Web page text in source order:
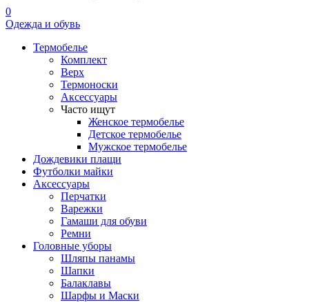
0
Одежда и обувь
Термобелье
Комплект
Верх
Термоноски
Аксессуары
Часто ищут
Женское термобелье
Детское термобелье
Мужское термобелье
Дождевики плащи
Футболки майки
Аксессуары
Перчатки
Варежки
Гамаши для обуви
Ремни
Головные уборы
Шляпы панамы
Шапки
Балаклавы
Шарфы и Маски